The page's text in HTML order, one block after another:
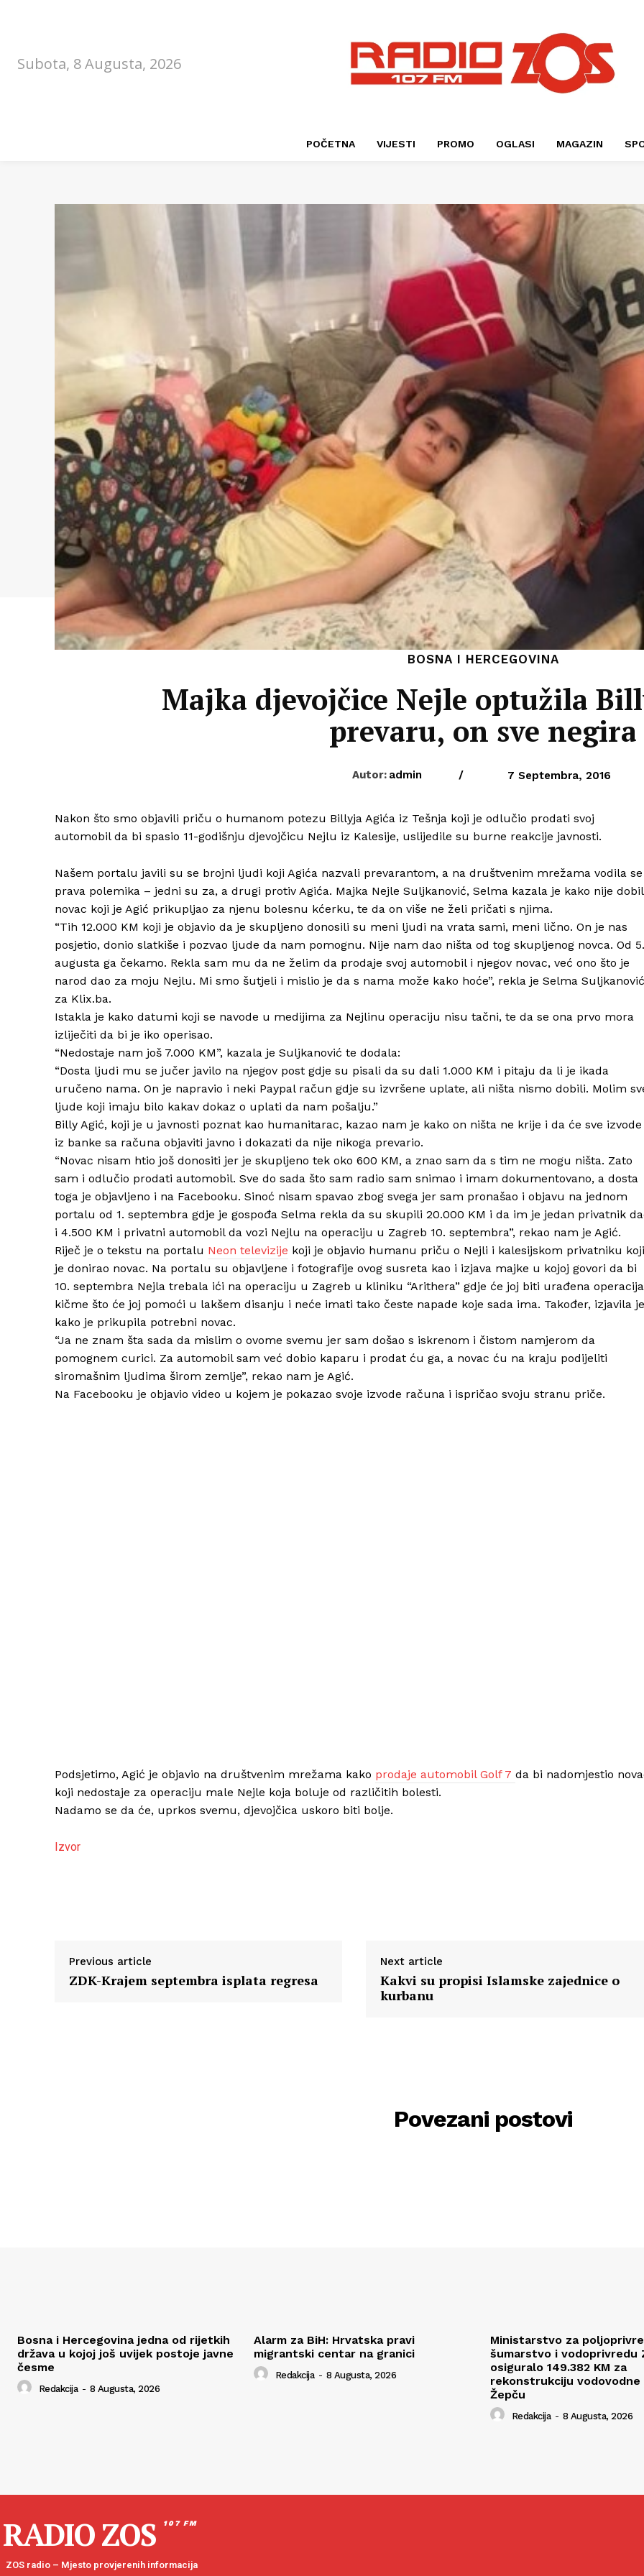
Subota, 8 Augusta, 2026
POČETNA VIJESTI PROMO OGLASI MAGAZIN
BOSNA I HERCEGOVINA
Majka djevojčice Nejle optužila
prevaru, on sve negira
Autor: admin / 7 Septembra, 2016
Nakon što smo objavili priču o humanom potezu Billyja Agića iz Tešnja koji je odlučio prodati svoj
automobil da bi spasio 11-godišnju djevojčicu Nejlu iz Kalesije, uslijedile su burne reakcije javnosti.
Našem portalu javili su se brojni ljudi koji Agića nazvali prevarantom, a na društvenim mrežama vodila se
prava polemika – jedni su za, a drugi protiv Agića. Majka Nejle Suljkanović, Selma kazala je kako nije
novac koji je Agić prikupljao za njenu bolesnu kćerku, te da on više ne želi pričati s njima.
“Tih 12.000 KM koji je objavio da je skupljeno donosili su meni ljudi na vrata sami, meni lično. On je nas
posjetio, donio slatkiše i pozvao ljude da nam pomognu. Nije nam dao ništa od tog skupljenog novca. Od 5.
augusta ga čekamo. Rekla sam mu da ne želim da prodaje svoj automobil i njegov novac, već ono što je
narod dao za moju Nejlu. Mi smo šutjeli i mislio je da s nama može kako hoće”, rekla je Selma Suljkanović
za Klix.ba.
Istakla je kako datumi koji se navode u medijima za Nejlinu operaciju nisu tačni, te da se ona prvo mora
izliječiti da bi je iko operisao.
“Nedostaje nam još 7.000 KM”, kazala je Suljkanović te dodala:
“Dosta ljudi mu se jučer javilo na njegov post gdje su pisali da su dali 1.000 KM i pitaju da li je ikada
uručeno nama. On je napravio i neki Paypal račun gdje su izvršene uplate, ali ništa nismo dobili. Molim
ljude koji imaju bilo kakav dokaz o uplati da nam pošalju.”
Billy Agić, koji je u javnosti poznat kao humanitarac, kazao nam je kako on ništa ne krije i da će sve izvode
iz banke sa računa objaviti javno i dokazati da nije nikoga prevario.
“Novac nisam htio još donositi jer je skupljeno tek oko 600 KM, a znao sam da s tim ne mogu ništa. Zato
sam i odlučio prodati automobil. Sve do sada što sam radio sam snimao i imam dokumentovano, a dosta
toga je objavljeno i na Facebooku. Sinoć nisam spavao zbog svega jer sam pronašao i objavu na jednom
portalu od 1. septembra gdje je gospođa Selma rekla da su skupili 20.000 KM i da im je jedan privatnik
i 4.500 KM i privatni automobil da vozi Nejlu na operaciju u Zagreb 10. septembra”, rekao nam je Agić.
Riječ je o tekstu na portalu Neon televizije koji je objavio humanu priču o Nejli i kalesijskom privatniku koji
je donirao novac. Na portalu su objavljene i fotografije ovog susreta kao i izjava majke u kojoj govori da bi
10. septembra Nejla trebala ići na operaciju u Zagreb u kliniku “Arithera” gdje će joj biti urađena operacija
kičme što će joj pomoći u lakšem disanju i neće imati tako česte napade koje sada ima. Također, izjavila je
kako je prikupila potrebni novac.
“Ja ne znam šta sada da mislim o ovome svemu jer sam došao s iskrenom i čistom namjerom da
pomognem curici. Za automobil sam već dobio kaparu i prodat ću ga, a novac ću na kraju podijeliti
siromašnim ljudima širom zemlje”, rekao nam je Agić.
Na Facebooku je objavio video u kojem je pokazao svoje izvode računa i ispričao svoju stranu priče.
Podsjetimo, Agić je objavio na društvenim mrežama kako prodaje automobil Golf 7 da bi nadomjestio
koji nedostaje za operaciju male Nejle koja boluje od različitih bolesti.
Nadamo se da će, uprkos svemu, djevojčica uskoro biti bolje.
Izvor
Previous article
ZDK-Krajem septembra isplata regresa
Next article
Kakvi su propisi Islamske zajednice o
kurbanu
Povezani postovi
Bosna i Hercegovina jedna od rijetkih
država u kojoj još uvijek postoje javne
česme
Redakcija - 8 Augusta, 2026
Alarm za BiH: Hrvatska pravi
migrantski centar na granici
Redakcija - 8 Augusta, 2026
Ministarstvo za
šumarstvo i vodoprivredu
osiguralo 149.382 KM za
rekonstrukciju vodovodne
Žepču
Redakcija - 8 Augusta, 2026
RADIO ZOS 107 FM
ZOS radio – Mjesto provjerenih informacija